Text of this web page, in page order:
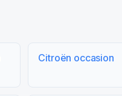
Citroën occasion